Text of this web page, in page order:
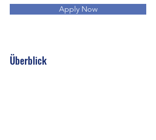
Apply Now
Überblick